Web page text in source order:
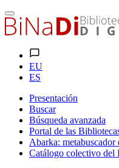
EU
ES
Presentación
Buscar
Búsqueda avanzada
Portal de las
Abarka:
Catálogo colectivo